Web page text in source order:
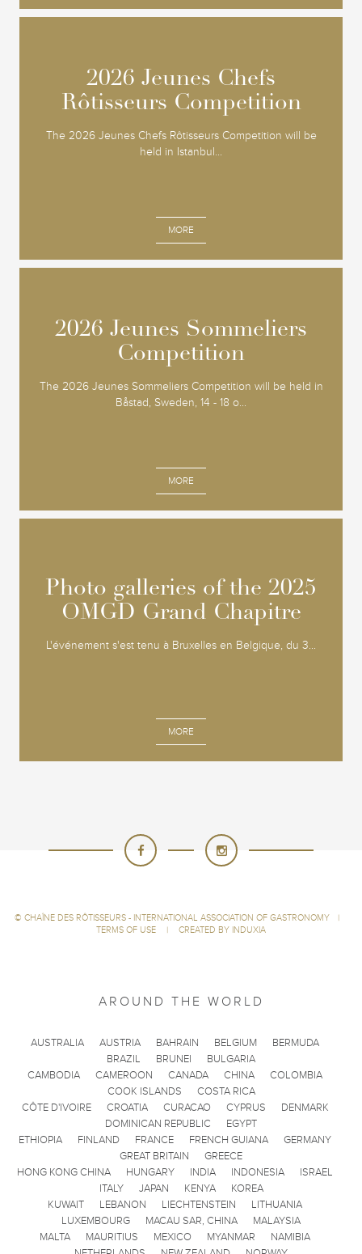
2026 Jeunes Chefs
Rôtisseurs Competition
The 2026 Jeunes Chefs Rôtisseurs Competition will be
held in Istanbul...
MORE
2026 Jeunes Chefs
Rôtisseurs Competition
2026 Jeunes Sommeliers
Competition
The 2026 Jeunes Sommeliers Competition will be held in
Båstad, Sweden, 14 - 18 o...
MORE
2026 Jeunes Sommeliers
Competition
Photo galleries of the 2025
OMGD Grand Chapitre
L'événement s'est tenu à Bruxelles en Belgique, du 3...
MORE
Photo galleries of the 2025
OMGD Grand Chapitre
© CHAÎNE DES RÔTISSEURS - INTERNATIONAL ASSOCIATION OF GASTRONOMY
|
TERMS OF USE
| CREATED BY INDUXIA
AROUND THE WORLD
AUSTRALIA AUSTRIA BAHRAIN BELGIUM
BERMUDA
BRAZIL
BRUNEI
BULGARIA
CAMBODIA
CAMEROON CANADA CHINA
COLOMBIA
COOK ISLANDS
COSTA RICA
CÔTE D'IVOIRE
CROATIA CURACAO CYPRUS
DENMARK
DOMINICAN REPUBLIC
EGYPT
ETHIOPIA
FINLAND FRANCE FRENCH GUIANA
GERMANY
GREAT BRITAIN
GREECE
HONG KONG CHINA
HUNGARY INDIA INDONESIA
ISRAEL
ITALY
JAPAN KENYA
KOREA
KUWAIT
LEBANON LIECHTENSTEIN
LITHUANIA
LUXEMBOURG
MACAU SAR, CHINA
MALAYSIA
MALTA
MAURITIUS MEXICO MYANMAR
NAMIBIA